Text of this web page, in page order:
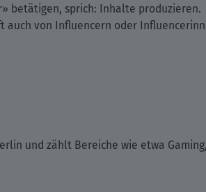
betätigen, sprich: Inhalte produzieren.
auch von Influencern oder
und zählt Bereiche wie etwa Gaming,